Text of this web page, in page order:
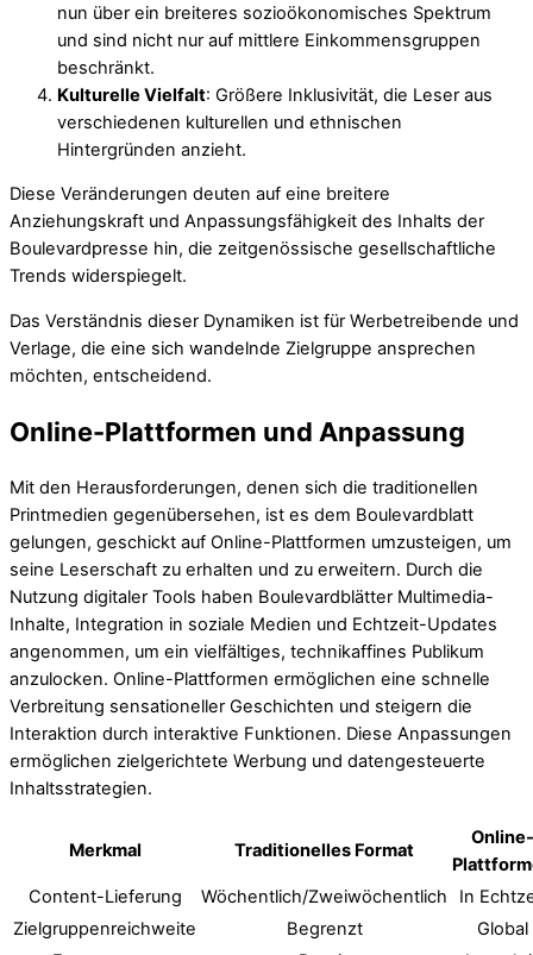
nun über ein breiteres sozioökonomisches Spektrum
und sind nicht nur auf mittlere Einkommensgruppen
beschränkt.
Kulturelle Vielfalt: Größere Inklusivität, die Leser aus
verschiedenen kulturellen und ethnischen
Hintergründen anzieht.
Diese Veränderungen deuten auf eine breitere
Anziehungskraft und Anpassungsfähigkeit des Inhalts der
Boulevardpresse hin, die zeitgenössische gesellschaftliche
Trends widerspiegelt.
Das Verständnis dieser Dynamiken ist für Werbetreibende und
Verlage, die eine sich wandelnde Zielgruppe ansprechen
möchten, entscheidend.
Online-Plattformen und Anpassung
Mit den Herausforderungen, denen sich die traditionellen
Printmedien gegenübersehen, ist es dem Boulevardblatt
gelungen, geschickt auf Online-Plattformen umzusteigen, um
seine Leserschaft zu erhalten und zu erweitern. Durch die
Nutzung digitaler Tools haben Boulevardblätter Multimedia-
Inhalte, Integration in soziale Medien und Echtzeit-Updates
angenommen, um ein vielfältiges, technikaffines Publikum
anzulocken. Online-Plattformen ermöglichen eine schnelle
Verbreitung sensationeller Geschichten und steigern die
Interaktion durch interaktive Funktionen. Diese Anpassungen
ermöglichen zielgerichtete Werbung und datengesteuerte
Inhaltsstrategien.
Merkmal Traditionelles Format
Online-
Content-Lieferung
Wöchentlich/Zweiwöchentlich
In
Zielgruppenreichweite
Begrenzt
Global